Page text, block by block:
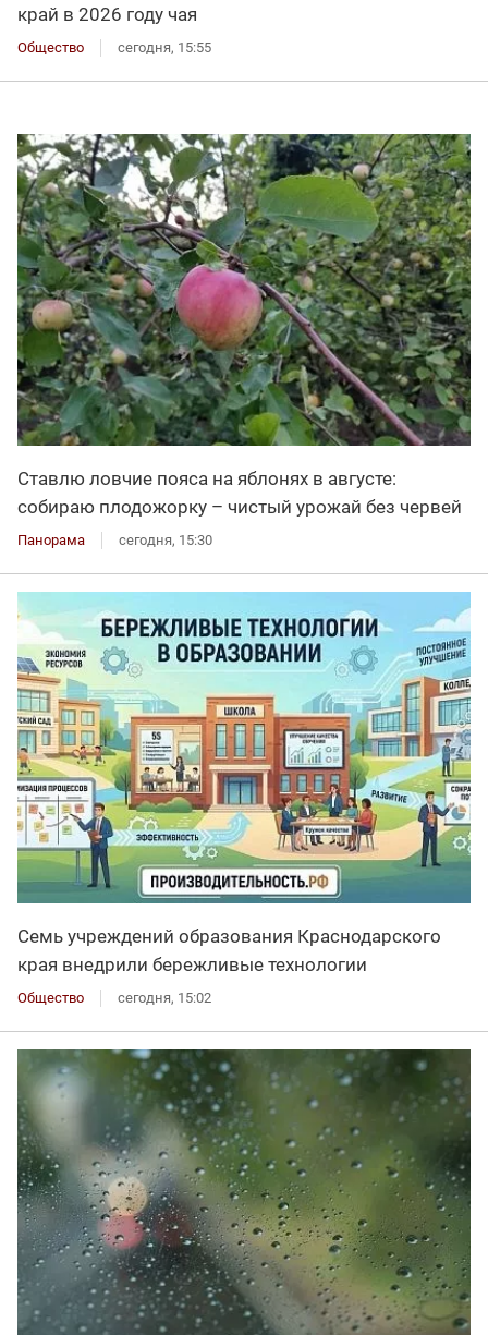
край в 2026 году чая
Общество сегодня, 15:55
Ставлю ловчие пояса на яблонях в августе:
собираю плодожорку – чистый урожай без червей
Панорама сегодня, 15:30
Семь учреждений образования Краснодарского
края внедрили бережливые технологии
Общество сегодня, 15:02